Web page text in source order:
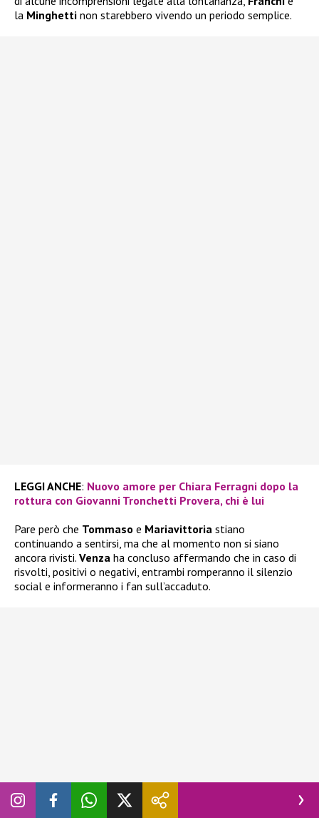
la Minghetti non starebbero vivendo un periodo semplice.
LEGGI ANCHE: Nuovo amore per Chiara Ferragni dopo la
rottura con Giovanni Tronchetti Provera, chi è lui
Pare però che Tommaso e Mariavittoria stiano
continuando a sentirsi, ma che al momento non si siano
ancora rivisti. Venza ha concluso affermando che in caso di
risvolti, positivi o negativi, entrambi romperanno il silenzio
social e informeranno i fan sull’accaduto.
Seguite Novella 2000anche